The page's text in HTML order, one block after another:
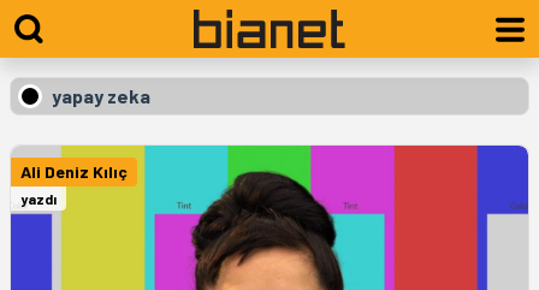
yapay zeka
Ali Deniz Kılıç
yazdı